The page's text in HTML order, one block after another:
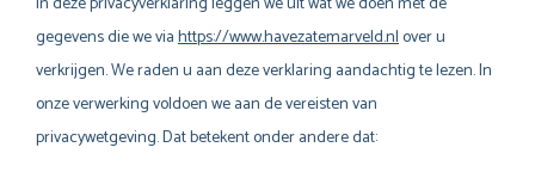
gegevens die we viahttps://www.havezatemarveld.nlover u
verkrijgen. We raden u aan deze verklaring aandachtig te lezen. In
onze verwerking voldoen we aan de vereisten van
privacywetgeving. Dat betekent onder andere dat: